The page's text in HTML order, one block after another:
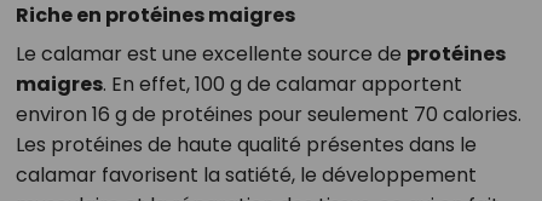
Riche en protéines maigres
Le calamar est une excellente source de protéines
maigres. En effet, 100 g de calamar apportent
environ 16 g de protéines pour seulement 70 calories.
Les protéines de haute qualité présentes dans le
calamar favorisent la satiété, le développement